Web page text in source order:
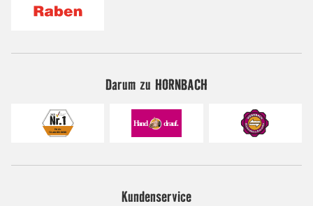
Darum zu HORNBACH
Kundenservice